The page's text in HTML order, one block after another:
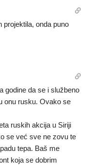
onda puno
godine da se i službeno
onu rusku. Ovako se
ruskih akcija u Siriji
se već sve ne zovu te
tepa. Baš me
koja se dobrim